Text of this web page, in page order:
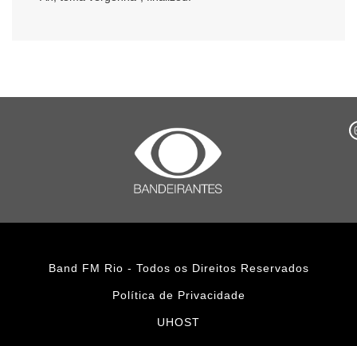
Band FM Rio - Todos os Direitos Reservados
Política de Privacidade
UHOST